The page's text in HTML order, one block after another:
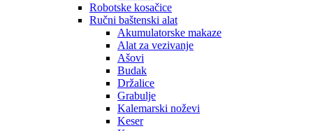
Robotske kosačice
Ručni baštenski alat
Akumulatorske makaze
Alat za vezivanje
Ašovi
Budak
Držalice
Grabulje
Kalemarski noževi
Keser